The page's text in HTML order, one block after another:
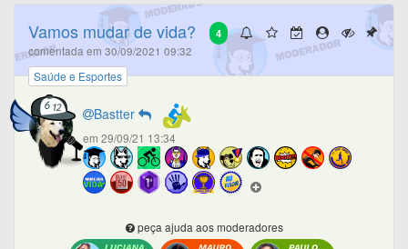
4
Vamos mudar de vida?
comentada em 30/09/2021 09:32
Saúde e Esportes
Bastter
em 29/09/21 13:34
peça ajuda aos moderadores